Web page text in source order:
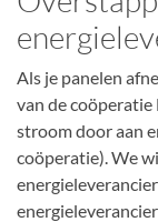
Als je panelen
van de
stroom door aan
coöperatie). We